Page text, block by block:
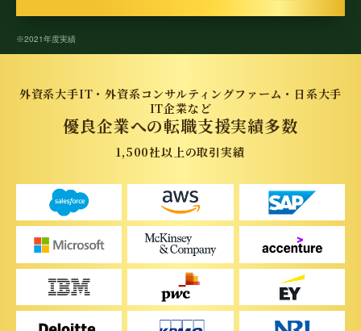
※2021年度実績
外資系大手IT・外資系コンサルティングファーム・日系大手
IT企業など
優良企業への転職支援実績多数
1,500社以上の取引実績